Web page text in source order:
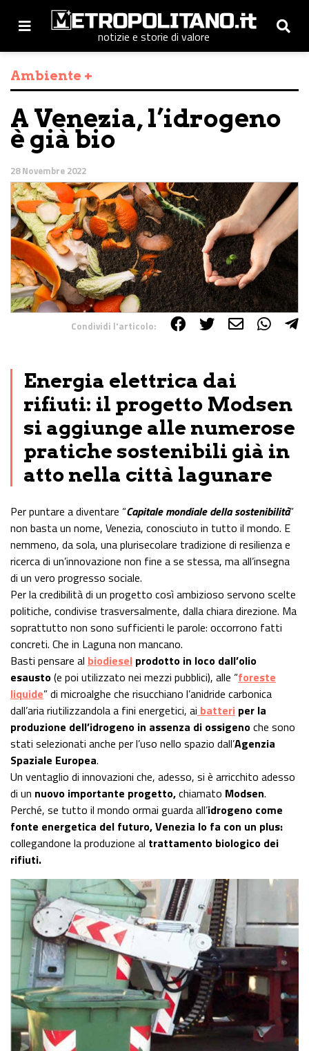
notizie e storie di valore
Ambiente +
A Venezia, l’idrogeno
è già bio
28 Novembre 2022
Condividi l'articolo:
Energia elettrica dai
rifiuti: il progetto Modsen
si aggiunge alle numerose
pratiche sostenibili già in
atto nella città lagunare
Per puntare a diventare “Capitale mondiale della sostenibilità”
non basta un nome, Venezia, conosciuto in tutto il mondo. E
nemmeno, da sola, una plurisecolare tradizione di resilienza e
ricerca di un’innovazione non fine a se stessa, ma all’insegna
di un vero progresso sociale.
Per la credibilità di un progetto così ambizioso servono scelte
politiche, condivise trasversalmente, dalla chiara direzione. Ma
soprattutto non sono sufficienti le parole: occorrono fatti
concreti. Che in Laguna non mancano.
Basti pensare al biodiesel prodotto in loco dall’olio
esausto(e poi utilizzato nei mezzi pubblici), alle “foreste
liquide” di microalghe che risucchiano l’anidride carbonica
dall’aria riutilizzandola a fini energetici, ai batteri per la
produzione dell’idrogeno in assenza di ossigenoche sono
stati selezionati anche per l’uso nello spazio dall’Agenzia
Spaziale Europea.
Un ventaglio di innovazioni che, adesso, si è arricchito adesso
di un nuovo importante progetto,chiamato Modsen.
Perché, se tutto il mondo ormai guarda all’idrogeno come
fonte energetica del futuro, Venezia lo fa con un plus:
collegandone la produzione al trattamento biologico dei
rifiuti.